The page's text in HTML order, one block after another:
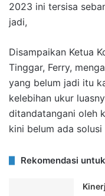
2023 ini tersisa
jadi,
Disampaikan Ketua
Tinggar, Ferry,
yang belum jadi itu
kelebihan ukur
ditandatangani oleh
kini belum ada
Rekomendasi